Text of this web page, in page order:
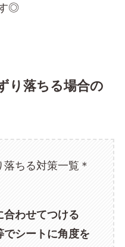
◎
り落ちる場合の
ちる対策一覧＊
わせてつける
シートに角度を